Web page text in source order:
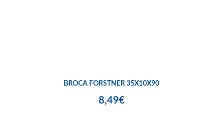
BROCA FORSTNER 35X10X90
8,49€